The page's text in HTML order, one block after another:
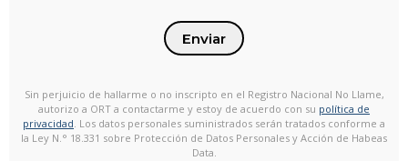
Enviar
Sin perjuicio de hallarme o no inscripto en el Registro Nacional No Llame,
autorizo a ORT a contactarme y estoy de acuerdo con su política de
privacidad. Los datos personales suministrados serán tratados conforme a
la Ley N.° 18.331 sobre Protección de Datos Personales y Acción de Habeas
Data.